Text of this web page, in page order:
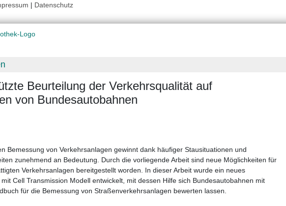
| Datenschutz
Beurteilung der Verkehrsqualität auf
von Bundesautobahnen
Bemessung von Verkehrsanlagen gewinnt dank häufiger Stausituationen und
zunehmend an Bedeutung. Durch die vorliegende Arbeit sind neue Möglichkeiten für
Verkehrsanlagen bereitgestellt worden. In dieser Arbeit wurde ein neues
Cell Transmission Modell entwickelt, mit dessen Hilfe sich Bundesautobahnen mit
für die Bemessung von Straßenverkehrsanlagen bewerten lassen.